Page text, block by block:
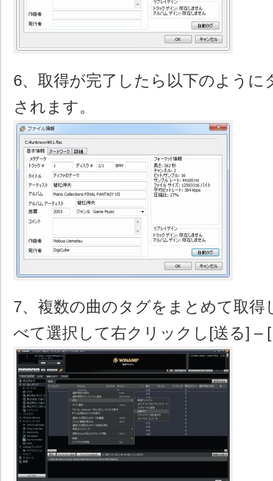
6、取得が完了したら以下のように
されます。
7、複数の曲のタグをまとめて取得
べて選択して右クリックし[送る] –